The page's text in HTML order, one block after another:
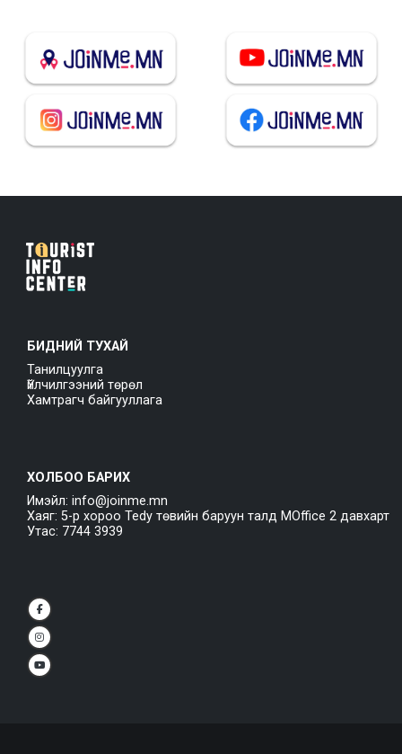
БИДНИЙ ТУХАЙ
Танилцуулга
Үйлчилгээний төрөл
Хамтрагч байгууллага
ХОЛБОО БАРИХ
Имэйл: info@joinme.mn
Хаяг: 5-р хороо Tedy төвийн баруун талд MOffice 2 давхарт
Утас: 7744 3939